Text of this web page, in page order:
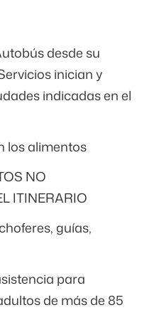
desde su
inician y
indicadas en el
los alimentos
NO
ITINERARIO
guías,
para
de más de 85